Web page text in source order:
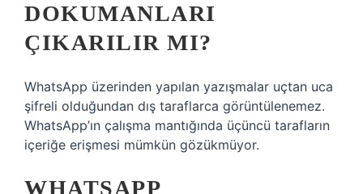
DOKUMANLARI
ÇIKARILIR MI?
WhatsApp üzerinden yapılan yazışmalar uçtan uca
şifreli olduğundan dış taraflarca görüntülenemez.
WhatsApp’ın çalışma mantığında üçüncü tarafların
içeriğe erişmesi mümkün gözükmüyor.
WHATSAPP